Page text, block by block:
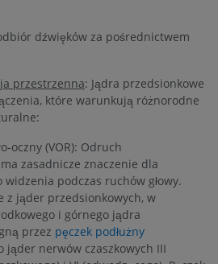
dźwięków za pośrednictwem
przestrzenna: Jądra przedsionkowe
które warunkują różnorodne
oczny (VOR): Odruch
zasadnicze znaczenie dla
podczas ruchów głowy.
z jąder przedsionkowych, w
i górnego jądra
przez pęczek podłużny
jąder nerwów czaszkowych III